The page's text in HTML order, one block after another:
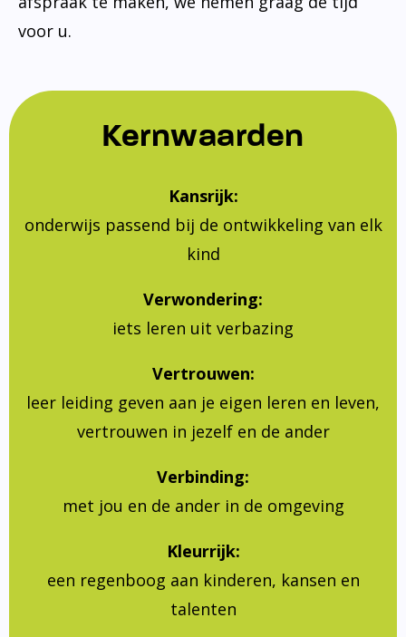
voor u.
Kernwaarden
Kansrijk:
onderwijs passend bij de ontwikkeling van elk
kind
Verwondering:
iets leren uit verbazing
Vertrouwen:
leer leiding geven aan je eigen leren en leven,
vertrouwen in jezelf en de ander
Verbinding:
met jou en de ander in de omgeving
Kleurrijk:
een regenboog aan kinderen, kansen en
talenten